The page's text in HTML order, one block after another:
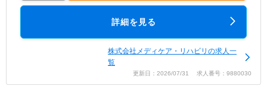
詳細を見る
株式会社メディケア・リハビリの求人一
覧
更新日：2026/07/31 求人番号：9880030